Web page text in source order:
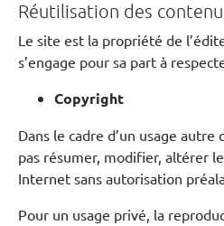
Réutilisation des
Le site est la propriété de
s’engage pour sa part à
Copyright
Dans le cadre d’un usage
pas résumer, modifier, altérer
Internet sans autorisation
Pour un usage privé, la